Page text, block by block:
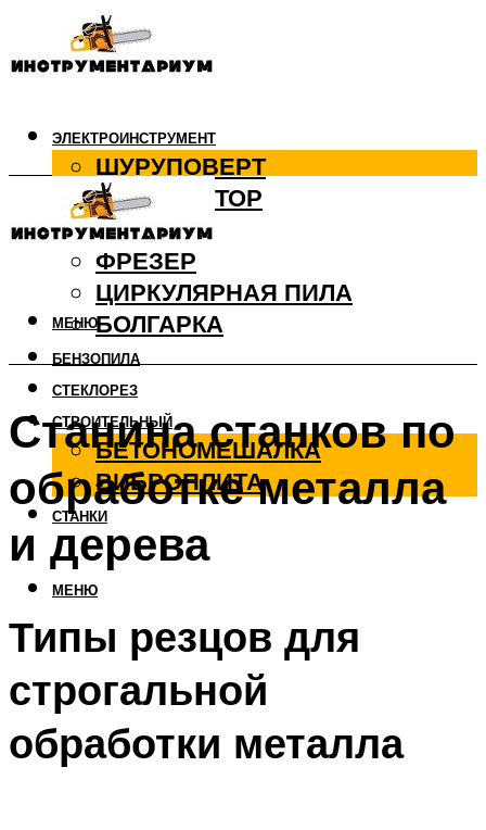
ЭЛЕКТРОИНСТРУМЕНТ
ШУРУПОВЕРТ
ПЕРФОРАТОР
ДРЕЛЬ
ФРЕЗЕР
ЦИРКУЛЯРНАЯ ПИЛА
БОЛГАРКА
БЕНЗОПИЛА
СТЕКЛОРЕЗ
СТРОИТЕЛЬНЫЙ
БЕТОНОМЕШАЛКА
ВИБРОПЛИТА
СТАНКИ
МЕНЮ
МЕНЮ
Станина станков по
обработке металла
и дерева
Типы резцов для
строгальной
обработки металла